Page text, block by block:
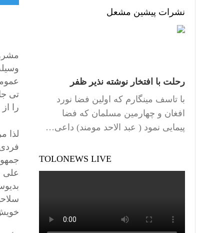
تی
را
لذا
علی
نشرات پیشین مشعل
رحلت با افتخار نوشته نذیر ظفر
با تاسف مینگارم که اولین فضا نورد
افغان و چهارمین مسلمان که فضا
پیمایی نمود ( عبد الاحد مومند) داعی…
TOLONEWS LIVE